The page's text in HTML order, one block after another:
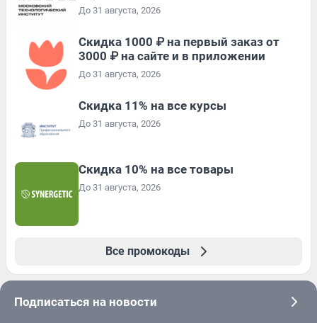
До 31 августа, 2026
Скидка 1000 ₽ на первый заказ от
3000 ₽ на сайте и в приложении
До 31 августа, 2026
Скидка 11% на все курсы
До 31 августа, 2026
Скидка 10% на все товары
До 31 августа, 2026
Все промокоды
Подписаться на новости